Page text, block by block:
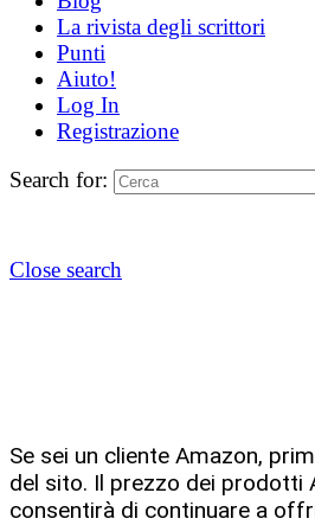
La rivista degli scrittori
Punti
Aiuto!
Log In
Registrazione
Search for:
Close search
Se sei un cliente Amazon,
del sito. Il prezzo dei prodotti
consentirà di continuare a